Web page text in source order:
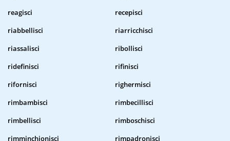
reagisci
recepisci
riabbellisci
riarricchisci
riassalisci
ribollisci
ridefinisci
rifinisci
rifornisci
righermisci
rimbambisci
rimbecillisci
rimbellisci
rimboschisci
rimminchionisci
rimpadronisci